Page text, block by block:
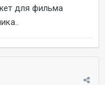
для фильма